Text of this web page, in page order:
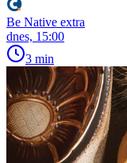
Be Native extra
dnes, 15:00
3 min